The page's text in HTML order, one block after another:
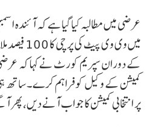
عرضی میں مطالبہ کیا گیا ہے کہ آئندہ
میں وی وی
کے دوران سپریم کورٹ نے کہا کہ عرضی
کمیشن کے وکیل کو فراہم کرے۔ ساتھ
پر انتخابی کمیشن کا جواب آنے دیں،